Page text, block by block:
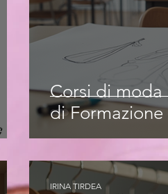
Corsi di moda
di Formazione
IRINA TIRDEA